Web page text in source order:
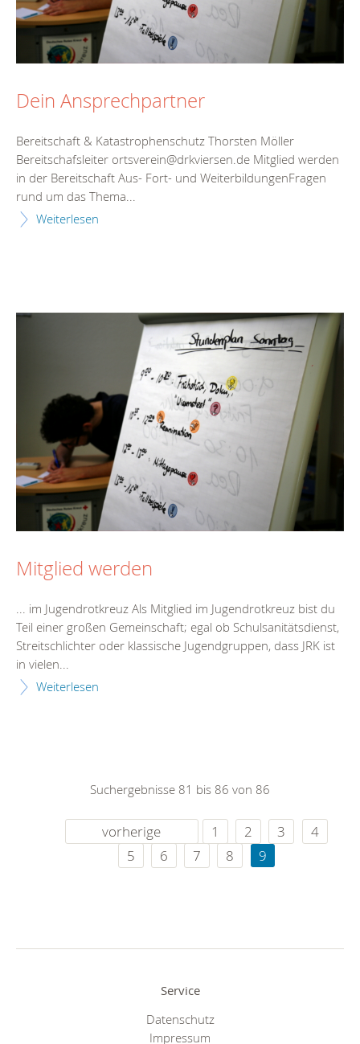
Dein Ansprechpartner
Bereitschaft & Katastrophenschutz Thorsten Möller
Bereitschafsleiter ortsverein@drkviersen.de Mitglied werden
in der Bereitschaft Aus- Fort- und WeiterbildungenFragen
rund um das Thema...
Weiterlesen
Mitglied werden
... im Jugendrotkreuz Als Mitglied im Jugendrotkreuz bist du
Teil einer großen Gemeinschaft; egal ob Schulsanitätsdienst,
Streitschlichter oder klassische Jugendgruppen, dass JRK ist
in vielen...
Weiterlesen
Suchergebnisse 81 bis 86 von 86
vorherige 1 2 3
4
5
6 7 8 9
Service
Datenschutz
Impressum